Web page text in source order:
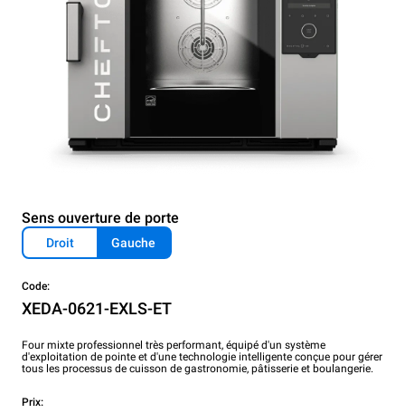
Sens ouverture de porte
Droit Gauche
Code:
XEDA-0621-EXLS-ET
Four mixte professionnel très performant, équipé d'un système
d'exploitation de pointe et d'une technologie intelligente conçue pour gérer
tous les processus de cuisson de gastronomie, pâtisserie et boulangerie.
Prix: